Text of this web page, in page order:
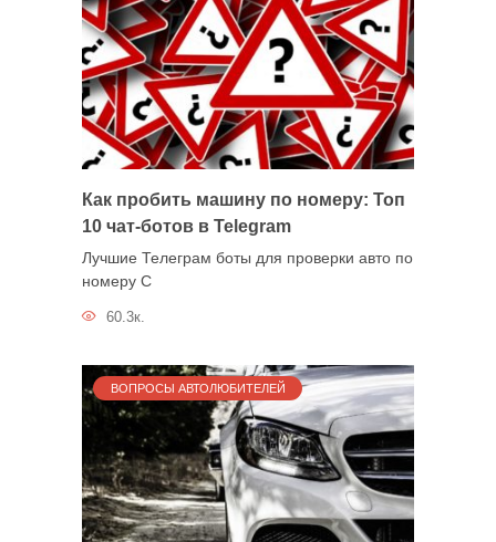
Как пробить машину по номеру: Топ
10 чат-ботов в Telegram
Лучшие Телеграм боты для проверки авто по
номеру С
60.3к.
ВОПРОСЫ АВТОЛЮБИТЕЛЕЙ